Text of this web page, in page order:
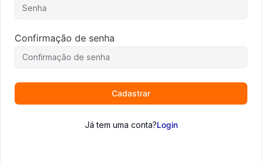
Confirmação de senha
Cadastrar
Já tem uma conta?Login